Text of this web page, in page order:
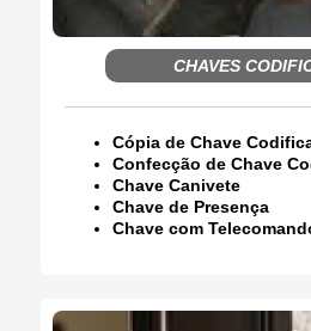
CHAVES
Cópia de Chave
Confecção de Chave
Chave Canivete
Chave de Presença
Chave com